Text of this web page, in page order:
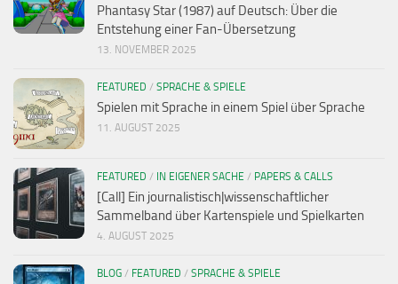
Phantasy Star (1987) auf Deutsch: Über die
Entstehung einer Fan-Übersetzung
13. NOVEMBER 2025
FEATURED / SPRACHE & SPIELE
Spielen mit Sprache in einem Spiel über Sprache
11. AUGUST 2025
FEATURED / IN EIGENER SACHE / PAPERS & CALLS
[Call] Ein journalistisch|wissenschaftlicher
Sammelband über Kartenspiele und Spielkarten
4. AUGUST 2025
BLOG / FEATURED / SPRACHE & SPIELE